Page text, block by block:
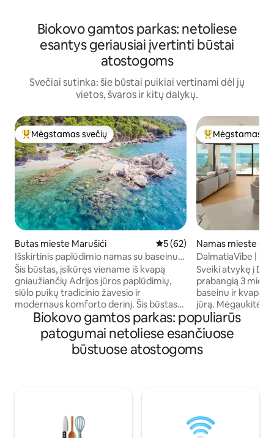
Biokovo gamtos parkas: netoliese
esantys geriausiai įvertinti būstai
atostogoms
Svečiai sutinka: šie būstai puikiai vertinami dėl jų
vietos, švaros ir kitų dalykų.
Svečių mėgstamiausias
Mėgstamas svečių
Butas mieste Marušići Vidutinis įvertinimas: 5 iš 5,
5 (62)
Išskirtinis paplūdimio namas su baseinu
nuošalioje įlankoje!
Šis būstas, įsikūręs viename iš kvapą
gniaužiančių Adrijos jūros paplūdimių,
siūlo puikų tradicinio žavesio ir
modernaus komforto derinį. Šis būstas
yra retas perlas, vienas iš nedaugelio
išlikusių tokioje idiliškoje vietoje.
Įsivaizduokite, kad atsibundate nuo
raminančių jūros garsų, vos už kelių
patirkite atostogas, kurios tikrai tinka
Svečių
Mėgstamas
Namas mieste
DalmatiaVibe | 3
Vaizdas
Sveiki atvykę į
prabangią 3
baseinu ir kvapą
jūrą. Mėgaukitės moderniu dizainu,
visišku
gyvenamojoje
virtuve, oro
belaidžiu
Biokovo gamtos parkas: populiarūs
patogumai netoliese esančiuose
būstuose atostogoms